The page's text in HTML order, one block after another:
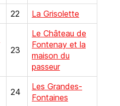
22 La Grisolette
23
Le Château de
Fontenay et la
maison du
passeur
24
Les Grandes-
Fontaines